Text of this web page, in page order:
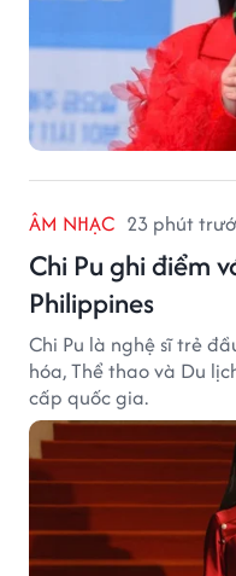
ÂM NHẠC 23 phút
Chi Pu ghi điểm
Philippines
Chi Pu là nghệ sĩ trẻ
hóa, Thể thao và Du
cấp quốc gia.